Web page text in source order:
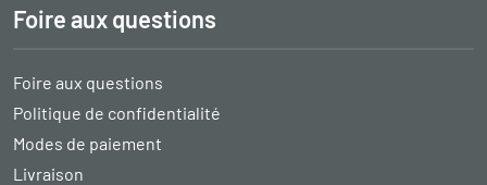
Foire aux questions
Foire aux questions
Politique de confidentialité
Modes de paiement
Livraison